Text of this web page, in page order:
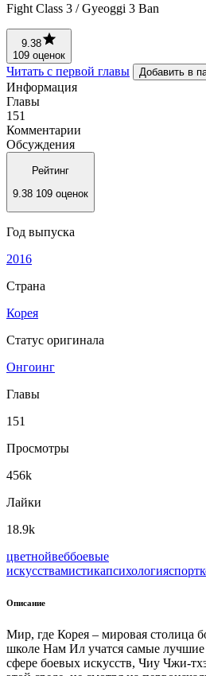
Fight Class 3 / Gyeoggi 3 Ban
9.38
109 оценок
Читать с первой главы Добавить в
Информация
Главы
151
Комментарии
Обсуждения
Рейтинг
9.38 109 оценок
Год выпуска
2016
Страна
Корея
Статус оригинала
Онгоинг
Главы
151
Просмотры
456k
Лайки
18.9k
цветнойвеббоевые
искусствамистикапсихологияспорт
Описание
Мир, где Корея – мировая столица
школе Нам Ил учатся самые лучшие
сфере боевых искусств, Чиу Чжи-